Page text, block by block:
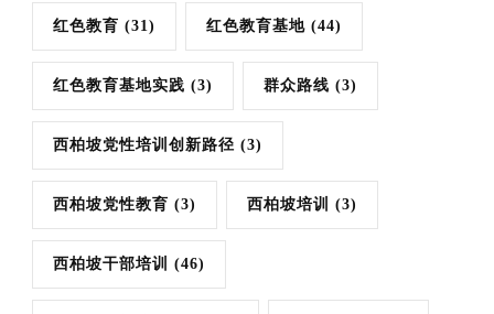
红色教育 (31) 红色教育基地 (44)
红色教育基地实践 (3) 群众路线 (3)
西柏坡党性培训创新路径 (3)
西柏坡党性教育 (3) 西柏坡培训 (3)
西柏坡干部培训 (46)